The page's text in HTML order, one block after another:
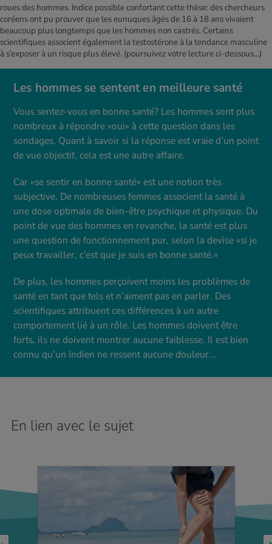
Les hommes se sentent en meilleure santé
Vous sentez-vous en bonne santé? Les hommes sont plus
nombreux à répondre «oui» à cette question dans les
sondages. Quant à savoir si la réponse est vraie d’un point
de vue objectif, cela est une autre affaire.
Car «se sentir en bonne santé» est une notion très
subjective. De nombreuses femmes associent la santé à
une dose optimale de bien-être psychique et physique. Du
point de vue des hommes en revanche, la santé est plus
une question de fonctionnement pur, selon la devise «si je
peux travailler, c’est que je suis en bonne santé.»
De plus, les hommes perçoivent moins les problèmes de
santé en tant que tels et n’aiment pas en parler. Des
scientifiques attribuent ces différences à un autre
comportement lié à un rôle. Les hommes doivent être
forts, ils ne doivent montrer aucune faiblesse. Il est bien
connu qu’un Indien ne ressent aucune douleur...
roues des hommes. Indice possible confortant cette thèse: des chercheurs
coréens ont pu prouver que les eunuques âgés de 16 à 18 ans vivaient
beaucoup plus longtemps que les hommes non castrés. Certains
scientifiques associent également la testostérone à la tendance masculine
à s’exposer à un risque plus élevé. (poursuivez votre lecture ci-dessous...)
En lien avec le sujet
EN SAVOIR PLUS